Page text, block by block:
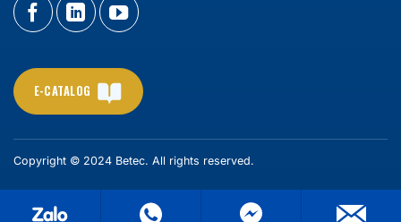
E-CATALOG
Copyright © 2024 Betec. All rights reserved.